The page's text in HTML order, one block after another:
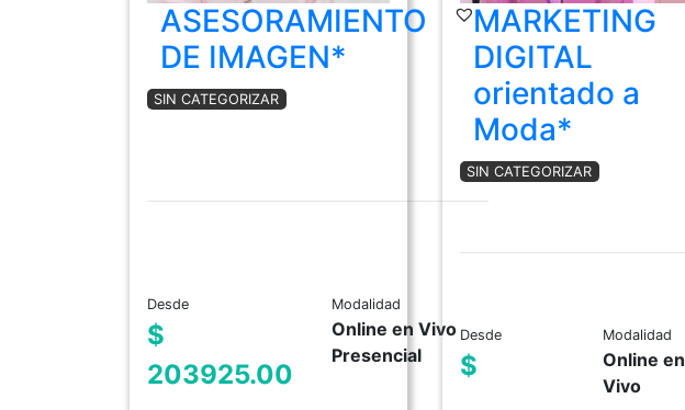
ASESORAMIENTO
DE IMAGEN*
SIN CATEGORIZAR
Desde
$
203925.00
Modalidad
Online en Vivo
Presencial
MARKETING
DIGITAL
orientado a
Moda*
SIN CATEGORIZAR
Desde
$
Modalidad
Online en
Vivo